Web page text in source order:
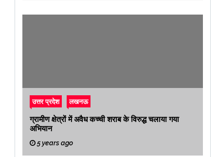
उत्तर प्रदेश लखनऊ
ग्रामीण क्षेत्रों में अवैध कच्ची शराब के विरुद्ध चलाया गया
अभियान
5 years ago